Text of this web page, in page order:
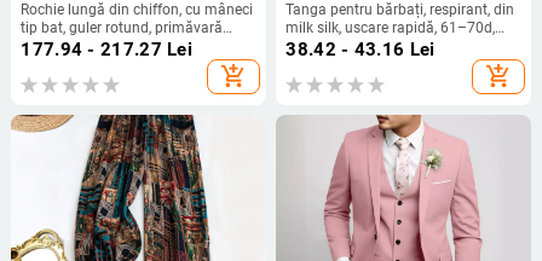
Rochie lungă din chiffon, cu mâneci
tip bat, guler rotund, primăvară
2024
177.94 - 217.27 Lei
add_shopping_cart
Tanga pentru bărbați, respirant, din
milk silk, uscare rapidă, 61–70d,
talie joasă
38.42 - 43.16 Lei
add_shopping_cart